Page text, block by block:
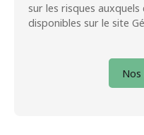
sur les risques
disponibles sur le site
Nos